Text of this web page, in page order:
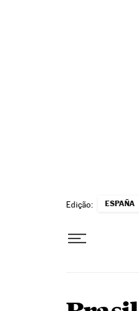
Edição: ESPAÑA